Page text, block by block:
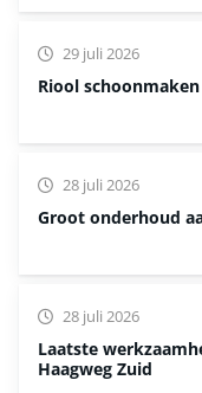
Riool
29 juli 2026
Groot onderhoud
28 juli 2026
Laatste
Haagweg Zuid
28 juli 2026